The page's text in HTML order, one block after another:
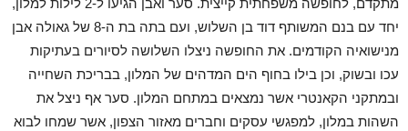
מתקדם, לחופשה משפחתית קייצית. סער ואבן הגיעו ל-2 לילות למלון,
יחד עם בנם המשותף דוד בן השלוש, ועם בתה בת ה-8 של גאולה אבן
מנישואיה הקודמים. את החופשה ניצלו השלושה לסיורים בעתיקות
עכו ובשוק, וכן בילו בחוף הים המדהים של המלון, בבריכת השחייה
ובמתקני הקאנטרי אשר נמצאים במתחם המלון. סער אף ניצל את
השהות במלון, למפגשי עסקים וחברים מאזור הצפון, אשר שמחו לבוא